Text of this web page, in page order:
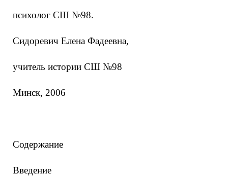
психолог СШ №98.
Сидоревич Елена Фадеевна,
учитель истории СШ №98
Минск, 2006
Содержание
Введение